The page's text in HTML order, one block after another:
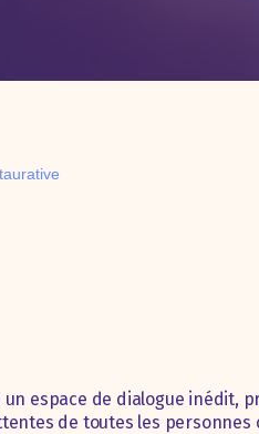
espace de dialogue inédit,
de toutes les